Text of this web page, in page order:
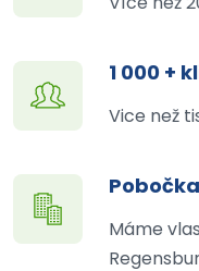
1 000 +
Vice než
Máme